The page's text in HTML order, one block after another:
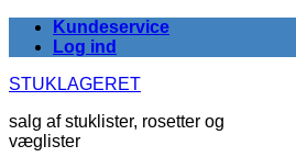
FortsætKundeservice
Log ind
STUKLAGERET
salg af stuklister, rosetter og
væglister